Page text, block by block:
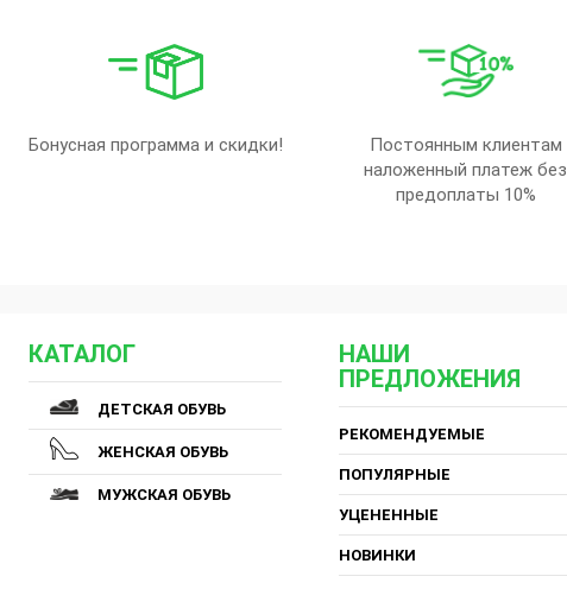
Бонусная программа и скидки!
Постоянным клиентам
наложенный платеж без
предоплаты 10%
КАТАЛОГ
ДЕТСКАЯ ОБУВЬ
ЖЕНСКАЯ ОБУВЬ
МУЖСКАЯ ОБУВЬ
НАШИ
ПРЕДЛОЖЕНИЯ
РЕКОМЕНДУЕМЫЕ
ПОПУЛЯРНЫЕ
УЦЕНЕННЫЕ
НОВИНКИ